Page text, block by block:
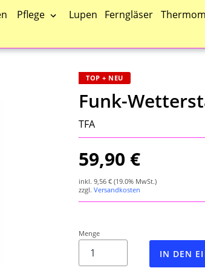
Pflege Lupen Ferngläser
TOP + NEU
Funk-
TFA
59,90 €
inkl. 9,56 € (19.0% MwSt.)
zzgl. Versandkosten
Menge
IN DEN